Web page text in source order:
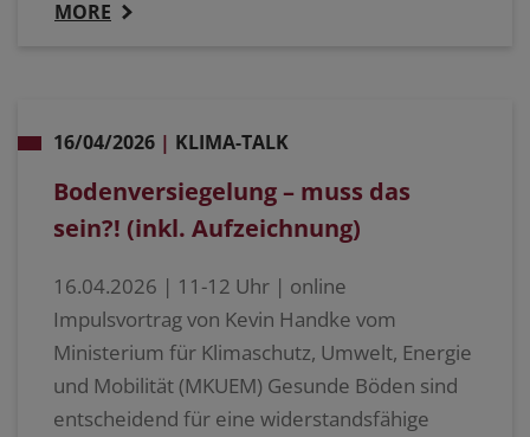
MORE
16/04/2026 | KLIMA-TALK
Bodenversiegelung – muss das
sein?! (inkl. Aufzeichnung)
16.04.2026 | 11-12 Uhr | online
Impulsvortrag von Kevin Handke vom
Ministerium für Klimaschutz, Umwelt, Energie
und Mobilität (MKUEM) Gesunde Böden sind
entscheidend für eine widerstandsfähige